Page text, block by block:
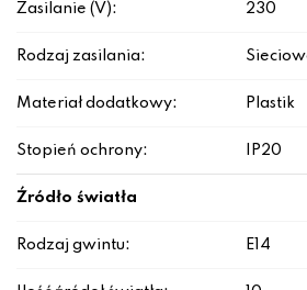
Zasilanie (V): 230
Rodzaj zasilania:
Materiał dodatkowy: Plastik
Stopień ochrony: IP20
Źródło światła
Rodzaj gwintu: E14